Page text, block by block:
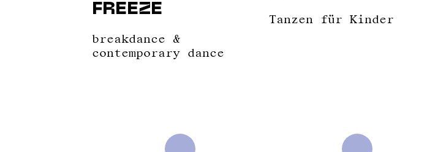
FREEZE
breakdance &
contemporary dance
Tanzen für Kinder